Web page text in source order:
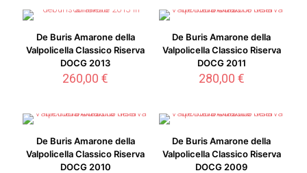
De Buris Amarone della
Valpolicella Classico Riserva
DOCG 2013
260,00€
De Buris Amarone della
Valpolicella Classico Riserva
DOCG 2011
280,00 €
De Buris Amarone della
Valpolicella Classico Riserva
DOCG 2010
De Buris Amarone della
Valpolicella Classico Riserva
DOCG 2009